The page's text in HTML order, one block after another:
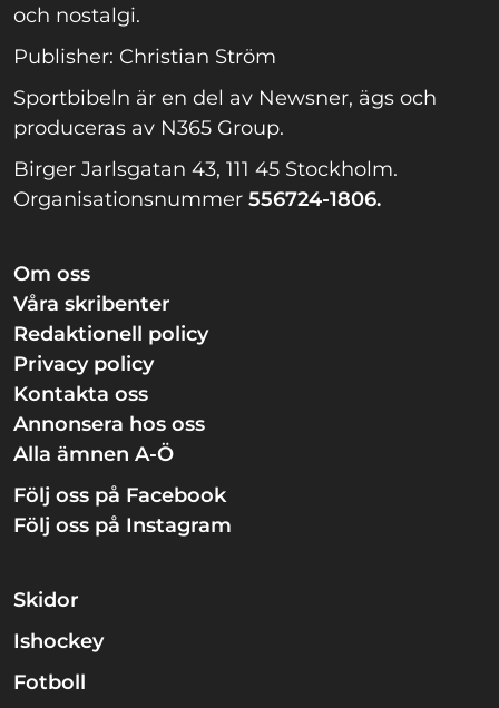
och nostalgi.
Publisher: Christian Ström
Sportbibeln är en del av Newsner, ägs och
produceras av N365 Group.
Birger Jarlsgatan 43, 111 45 Stockholm.
Organisationsnummer 556724-1806.
Om oss
Våra skribenter
Redaktionell policy
Privacy policy
Kontakta oss
Annonsera hos oss
Alla ämnen A-Ö
Följ oss på Facebook
Följ oss på Instagram
Skidor
Ishockey
Fotboll